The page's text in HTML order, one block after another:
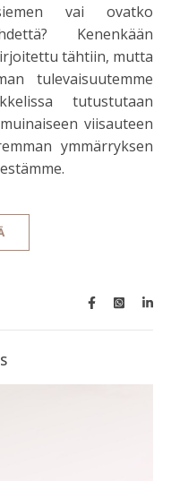
vai ovatko
Kenenkään
tähtiin, mutta
tulevaisuutemme
tutustutaan
viisauteen
ymmärryksen